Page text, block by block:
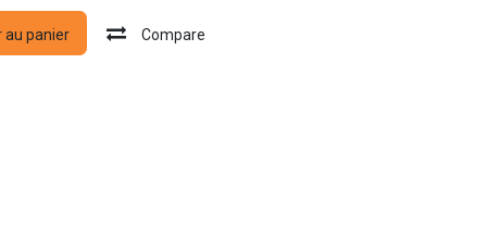
au panier Compare